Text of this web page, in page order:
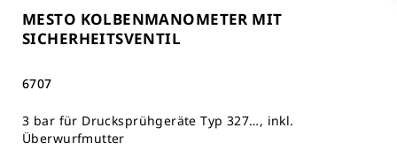
MESTO KOLBENMANOMETER MIT
SICHERHEITSVENTIL
6707
3 bar für Drucksprühgeräte Typ 327…, inkl.
Überwurfmutter